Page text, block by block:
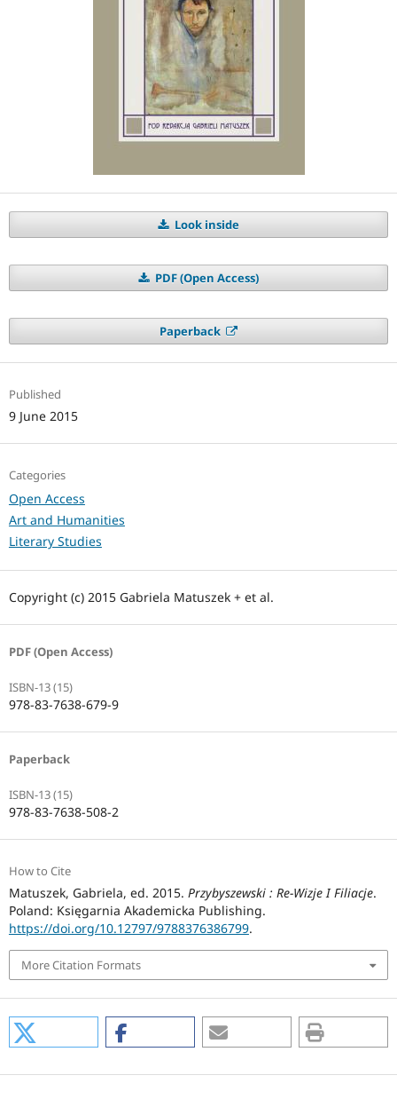
Look inside
PDF (Open Access)
Paperback
Published
9 June 2015
Categories
Open Access
Art and Humanities
Literary Studies
Copyright (c) 2015 Gabriela Matuszek + et al.
PDF (Open Access)
ISBN-13 (15)
978-83-7638-679-9
Paperback
ISBN-13 (15)
978-83-7638-508-2
How to Cite
Matuszek, Gabriela, ed. 2015. Przybyszewski : Re-Wizje I Filiacje.
Poland: Księgarnia Akademicka Publishing.
https://doi.org/10.12797/9788376386799.
More Citation Formats